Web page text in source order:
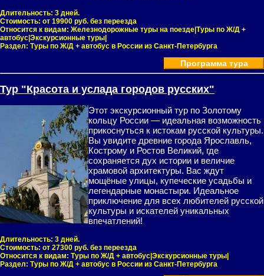
Длительность: 3 дней.
Стоимость: от 19900 руб. без переезда
Относится к видам: Железнодорожные туры на поезде|Туры по Ж/Д +
автобус|Экскурсионные туры|
Раздел: Туры по Ж/Д + автобус в России из Санкт-Петербурга
Программа тура
Тур "Красота и услада городов русских"
Этот экскурсионный тур по Золотому
кольцу России — идеальная возможность
прикоснуться к истокам русской культуры.
Вы увидите древние города Ярославль,
Кострому и Ростов Великий, где
сохраняется дух истории и величие
храмовой архитектуры. Вас ждут
мощёные улицы, купеческие усадьбы и
легендарные монастыри. Идеальное
приключение для всех любителей русской
культуры и искателей уникальных
впечатлений!
Длительность: 3 дней.
Стоимость: от 27300 руб. без переезда
Относится к видам: Туры по Ж/Д + автобус|Экскурсионные туры|
Раздел: Туры по Ж/Д + автобус в России из Санкт-Петербурга